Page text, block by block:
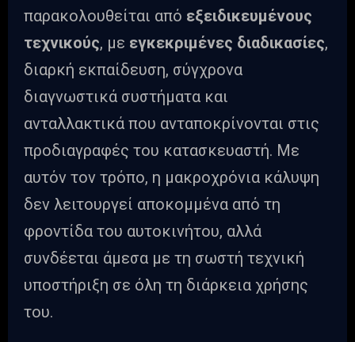
παρακολουθείται από εξειδικευμένους
τεχνικούς, με εγκεκριμένες διαδικασίες,
διαρκή εκπαίδευση, σύγχρονα
διαγνωστικά συστήματα και
ανταλλακτικά που ανταποκρίνονται στις
προδιαγραφές του κατασκευαστή. Με
αυτόν τον τρόπο, η μακροχρόνια κάλυψη
δεν λειτουργεί αποκομμένα από τη
φροντίδα του αυτοκινήτου, αλλά
συνδέεται άμεσα με τη σωστή τεχνική
υποστήριξη σε όλη τη διάρκεια χρήσης
του.